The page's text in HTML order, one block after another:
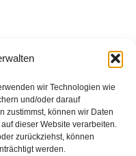
wir Technologien wie
und/oder darauf
zustimmst, können wir Daten
dieser Website verarbeiten.
zurückziehst, können
werden.